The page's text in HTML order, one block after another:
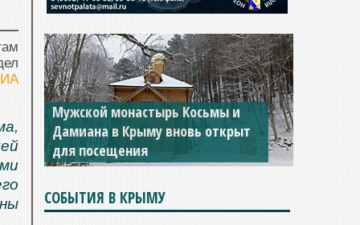
Мужской монастырь Косьмы и
Дамиана в Крыму вновь открыт
для посещения
СОБЫТИЯ В КРЫМУ